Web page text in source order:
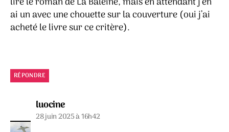
ai un avec une chouette sur la couverture (oui j’ai
acheté le livre sur ce critère).
RÉPONDRE
luocinedit :
28 juin 2025 à 16h42